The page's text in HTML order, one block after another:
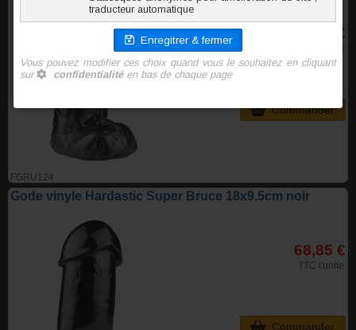
FGRU124
59,95 €
TTC l'unite
Commander
Gode vinyle Hardastic Super Bruce 18x9.5cm noir
68,85 €
TTC l'unite
Commander